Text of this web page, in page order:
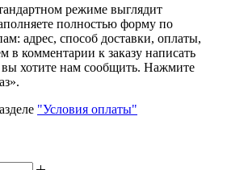
режиме выглядит
полностью форму по
адрес, способ доставки, оплаты,
в комментарии к заказу написать
хотите нам сообщить. Нажмите
"Условия оплаты"